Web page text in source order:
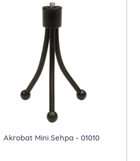
Akrobat Mini Sehpa - 01010